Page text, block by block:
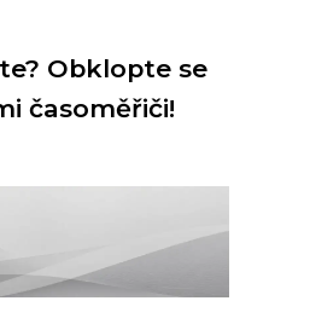
Obklopte se
časoměřiči!